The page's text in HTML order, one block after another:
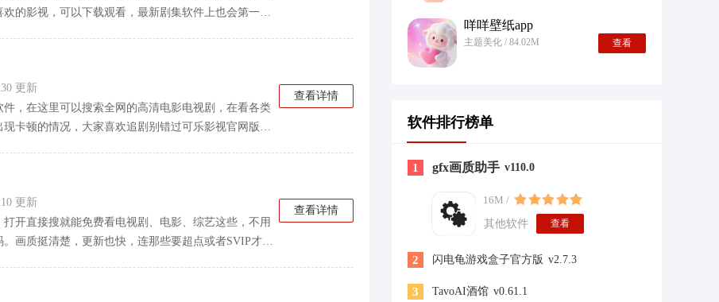
的影视，可以下载观看，最新剧集软件上也会第一时
更新
，在这里可以搜索全网的高清电影电视剧，在看各类
卡顿的情况，大家喜欢追剧别错过可乐影视官网版
查看详情
更新
开直接搜就能免费看电视剧、电影、综艺这些，不用
画质挺清楚，更新也快，连那些要超点或者SVIP才能
查看详情
咩咩壁纸app
主题美化 / 84.02M 查看
软件排行榜单
1 gfx画质助手 v110.0
16M /
其他软件
查看
2 闪电龟游戏盒子官方版 v2.7.3
3 TavoAI酒馆 v0.61.1